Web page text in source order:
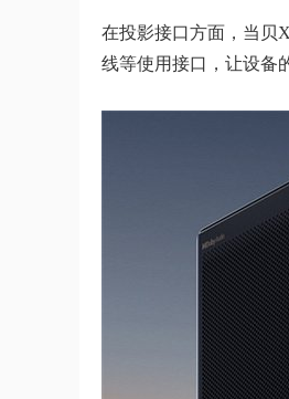
在投影接口方面，当贝
线等使用接口，让设备